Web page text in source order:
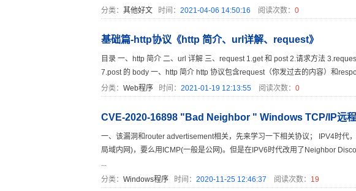
分类： 其他好文时间： 2021-04-06 14:50:16 阅读次数： 0
基础篇-http协议《http 简介、url详解、request》
目录 一、http 简介 二、url 详解 三、request 1.get 和 post 2.请求方法
7.post 的 body 一、http 简介 http 协议包含request（你发过去的内容）和
分类： Web程序时间： 2021-01-19 12:13:55阅读次数： 0
CVE-2020-16898 "Bad Neighbor " Windows TCP/IP远
一、该漏洞和router advertisement相关，先来学习一下相关协议； IPV4时代
局域内网)，要么用ICMP(一般是公网)。但是在IPV6时代改用了Neighbor
...
分类： Windows程序时间： 2020-11-25 12:46:37 阅读次数： 19